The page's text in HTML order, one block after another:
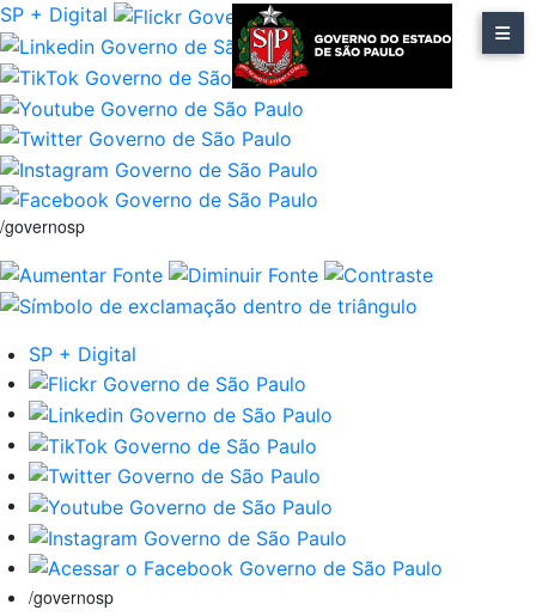
SP + Digital
/governosp
SP + Digital
/governosp